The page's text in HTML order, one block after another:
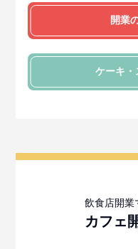
開業
ケーキ・
カフェ